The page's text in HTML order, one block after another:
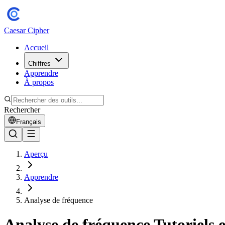
Caesar Cipher
Accueil
Chiffres
Apprendre
À propos
Rechercher
Français
Aperçu
Apprendre
Analyse de fréquence